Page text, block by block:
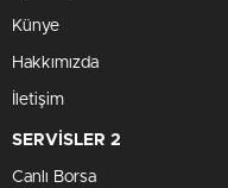
Künye
Hakkımızda
İletişim
SERVİSLER 2
Canlı Borsa